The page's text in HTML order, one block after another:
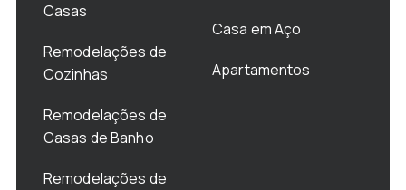
Casas
Remodelações de
Cozinhas
Remodelações de
Casas de Banho
Remodelações de
Casa em Aço
Apartamentos